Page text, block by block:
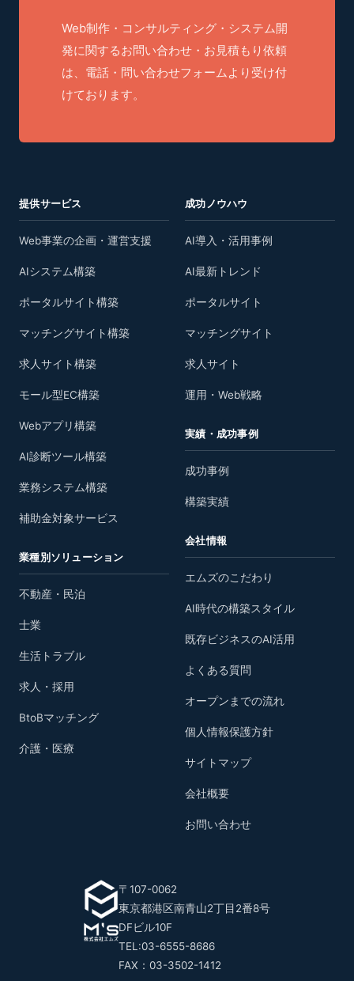
Web制作・コンサルティング・システム開
発に関するお問い合わせ・お見積もり依頼
は、電話・問い合わせフォームより受け付
けております。
提供サービス
Web事業の企画・運営支援
AIシステム構築
ポータルサイト構築
マッチングサイト構築
求人サイト構築
モール型EC構築
Webアプリ構築
AI診断ツール構築
業務システム構築
補助金対象サービス
業種別ソリューション
不動産・民泊
士業
生活トラブル
求人・採用
BtoBマッチング
介護・医療
成功ノウハウ
AI導入・活用事例
AI最新トレンド
ポータルサイト
マッチングサイト
求人サイト
運用・Web戦略
実績・成功事例
成功事例
構築実績
会社情報
エムズのこだわり
AI時代の構築スタイル
既存ビジネスのAI活用
よくある質問
オープンまでの流れ
個人情報保護方針
サイトマップ
会社概要
お問い合わせ
〒107-0062
東京都港区南青山2丁目2番8号
DFビル10F
TEL:03-6555-8686
FAX：03-3502-1412